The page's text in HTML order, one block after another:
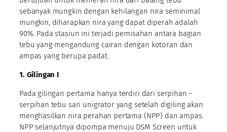
sebanyak mungkin dengan kehilangan nira seminimal
mungkin, diharapkan nira yang dapat diperah adalah
90%. Pada stasiun ini terjadi pemisahan antara bagian
tebu yang mengandung cairan dengan kotoran dan
ampas yang berupa padat.
1. Gilingan I
Pada gilingan pertama hanya terdiri dari serpihan –
serpihan tebu sari unigrator yang setelah digiling akan
menghasilkan nira perahan pertama (NPP) dan ampas.
NPP selanjutnya dipompa menuju DSM Screen untuk